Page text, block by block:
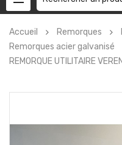
Accueil Remorques
Remorques acier galvanisé
REMORQUE UTILITAIRE